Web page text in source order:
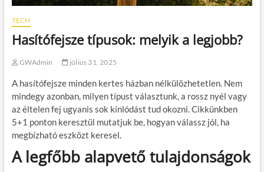
TECH
Hasítófejsze típusok: melyik a legjobb?
GWAdmin július 31, 2025
A hasítófejsze minden kertes házban nélkülözhetetlen. Nem
mindegy azonban, milyen típust választunk, a rossz nyél vagy
az éltelen fej ugyanis sok kínlódást tud okozni. Cikkünkben
5+1 ponton keresztül mutatjuk be, hogyan válassz jól, ha
megbízható eszközt keresel.
A legfőbb alapvető tulajdonságok